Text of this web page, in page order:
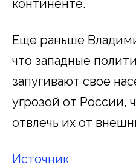
континенте.
Еще раньше
что западные
запугивают свое
угрозой от России,
отвлечь их от
Источник